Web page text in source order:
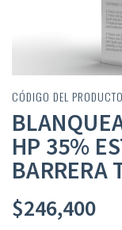
CÓDIGO DEL
HP 35%
BARRERA
$246,400